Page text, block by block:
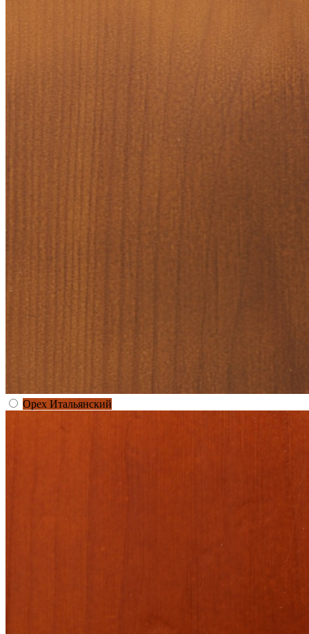
Орех Итальянский